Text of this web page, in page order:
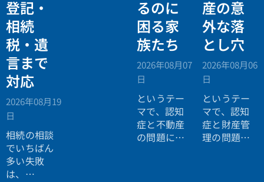
登記・
相続
税・遺
言まで
対応
2026年08月19
日
相続の相談
でいちばん
多い失敗
は、
るのに
困る家
族たち
2026年08月07
日
というテー
マで、認知
症と不動産
の問題につ
産の意
外な落
とし穴
2026年08月06
日
というテー
マで、認知
症と財産管
理の問題に